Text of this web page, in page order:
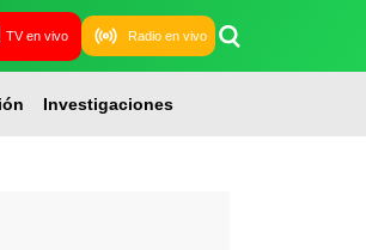
TV en vivo Radio en vivo
Investigaciones